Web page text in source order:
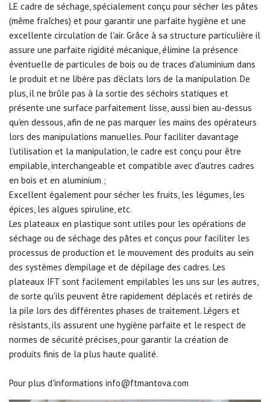
LE cadre de séchage, spécialement conçu pour sécher les pâtes
(même fraîches) et pour garantir une parfaite hygiène et une
excellente circulation de l'air. Grâce à sa structure particulière il
assure une parfaite rigidité mécanique, élimine la présence
éventuelle de particules de bois ou de traces d'aluminium dans
le produit et ne libère pas d'éclats lors de la manipulation. De
plus, il ne brûle pas à la sortie des séchoirs statiques et
présente une surface parfaitement lisse, aussi bien au-dessus
qu'en dessous, afin de ne pas marquer les mains des opérateurs
lors des manipulations manuelles. Pour faciliter davantage
l'utilisation et la manipulation, le cadre est conçu pour être
empilable, interchangeable et compatible avec d'autres cadres
en bois et en aluminium ;
Excellent également pour sécher les fruits, les légumes, les
épices, les algues spiruline, etc.
Les plateaux en plastique sont utiles pour les opérations de
séchage ou de séchage des pâtes et conçus pour faciliter les
processus de production et le mouvement des produits au sein
des systèmes d'empilage et de dépilage des cadres. Les
plateaux IFT sont facilement empilables les uns sur les autres,
de sorte qu'ils peuvent être rapidement déplacés et retirés de
la pile lors des différentes phases de traitement. Légers et
résistants, ils assurent une hygiène parfaite et le respect de
normes de sécurité précises, pour garantir la création de
produits finis de la plus haute qualité.
Pour plus d'informations info@ftmantova.com